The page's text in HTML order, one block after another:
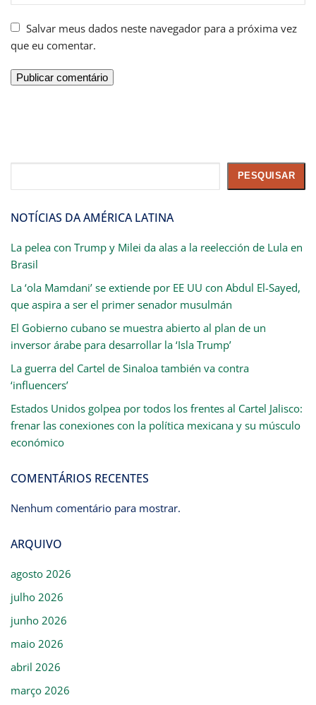
Salvar meus dados neste navegador para a próxima vez
que eu comentar.
PESQUISAR
NOTÍCIAS DA AMÉRICA LATINA
La pelea con Trump y Milei da alas a la reelección de Lula en
Brasil
La ‘ola Mamdani’ se extiende por EE UU con Abdul El-Sayed,
que aspira a ser el primer senador musulmán
El Gobierno cubano se muestra abierto al plan de un
inversor árabe para desarrollar la ‘Isla Trump’
La guerra del Cartel de Sinaloa también va contra
‘influencers’
Estados Unidos golpea por todos los frentes al Cartel Jalisco:
frenar las conexiones con la política mexicana y su músculo
económico
COMENTÁRIOS RECENTES
Nenhum comentário para mostrar.
ARQUIVO
agosto 2026
julho 2026
junho 2026
maio 2026
abril 2026
março 2026